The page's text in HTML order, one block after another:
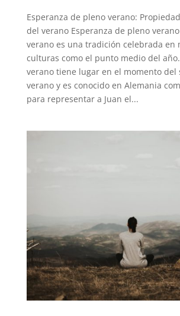
Esperanza de pleno verano:
del verano Esperanza de pleno
verano es una tradición celebrada en
culturas como el punto medio del
verano tiene lugar en el momento del
verano y es conocido en Alemania
para representar a Juan el...